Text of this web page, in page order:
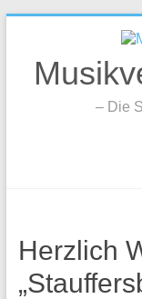
– Die
Herzlich